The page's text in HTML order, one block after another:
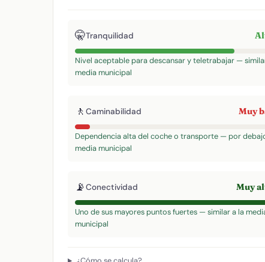
🤫Tranquilidad
Nivel aceptable para descansar y teletrabajar —
media municipal
🚶 Caminabilidad Muy
Dependencia alta del coche o transporte — por
media municipal
📡Conectividad Muy
Uno de sus mayores puntos fuertes — similar a la
municipal